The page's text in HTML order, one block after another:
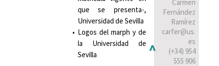
Carmen
Fernández
Ramírez
carfer@us.
es
(+34) 954
555 906
que se presenta-,
Universidad de Sevilla
Logos del marph y de
la Universidad de
Sevilla
^